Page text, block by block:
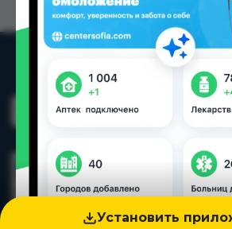
Установить